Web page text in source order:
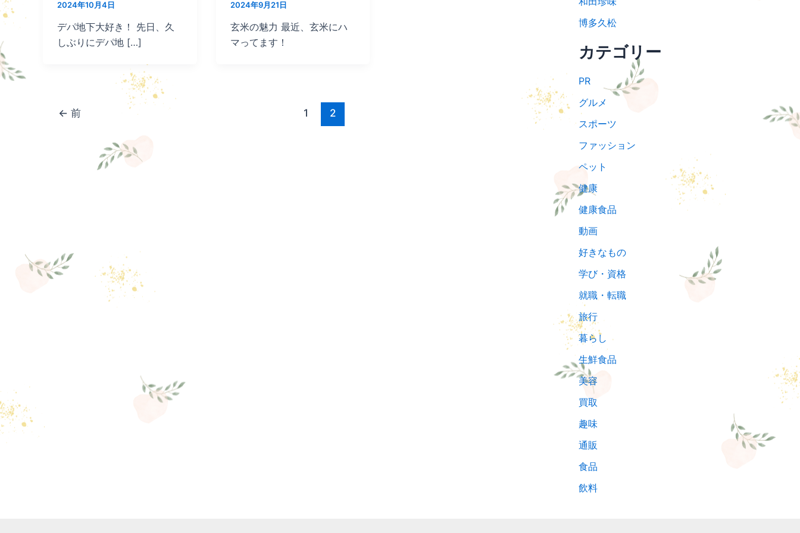
2024年10月4日
デパ地下大好き！ 先日、久
しぶりにデパ地 […]
2024年9月21日
玄米の魅力 最近、玄米にハ
マってます！
← 前 1 2
博多久松
カテゴリー
PR
グルメ
スポーツ
ファッション
ペット
健康
健康食品
動画
好きなもの
学び・資格
就職・転職
旅行
暮らし
生鮮食品
美容
買取
趣味
通販
食品
飲料